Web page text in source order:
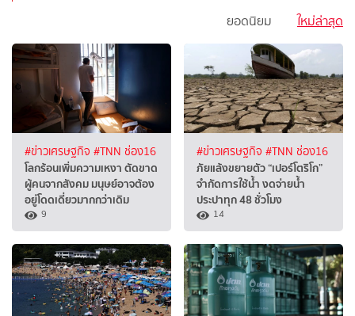
ใหม่ล่าสุด
ยอดนิยม
#ข่าวเศรษฐกิจ #TNN ช่อง16
โลกร้อนเพิ่มความเหงา ตัดขาด
ผู้คนจากสังคม มนุษย์อาจต้อง
อยู่โดดเดี่ยวมากกว่าเดิม
9
#ข่าวเศรษฐกิจ #TNN ช่อง16
ภัยแล้งขยายตัว “เปอร์โตริโก”
จำกัดการใช้น้ำ งดจ่ายน้ำ
ประปาทุก 48 ชั่วโมง
14